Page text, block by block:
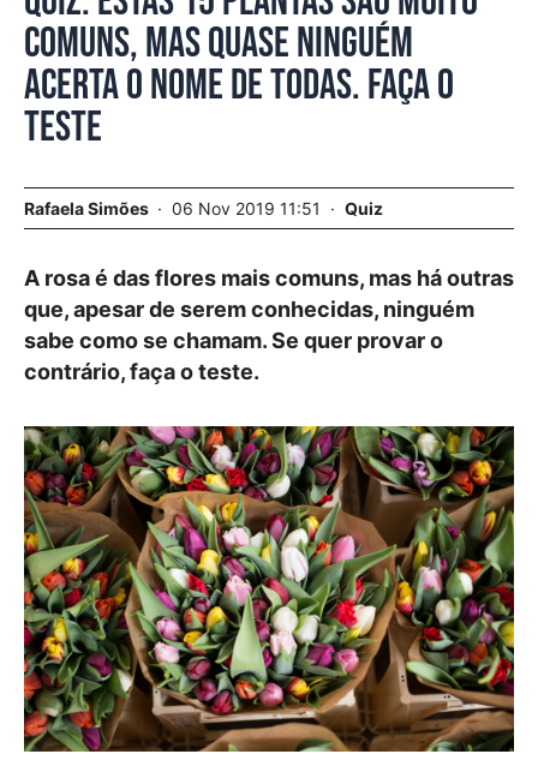
comuns, mas quase ninguém
acerta o nome de todas. Faça o
teste
Rafaela Simões 06 Nov 2019 11:51 Quiz
A rosa é das flores mais comuns, mas há outras
que, apesar de serem conhecidas, ninguém
sabe como se chamam. Se quer provar o
contrário, faça o teste.